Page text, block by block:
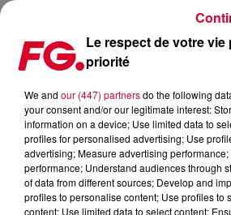
LE FORMAT ALBUM EST-IL MORT ?
Publié : 13 février 2024 à 18h18 par
Le respect de votre vie
priorité
We and our (447) partnersdo the following
your consent and/or our legitimate interest:
information on a device; Use limited data to
profiles for personalised advertising; Use
advertising; Measure advertising
performance; Understand audiences through
of data from different sources; Develop and
profiles to personalise content; Use profiles to
content; Use limited data to select content;